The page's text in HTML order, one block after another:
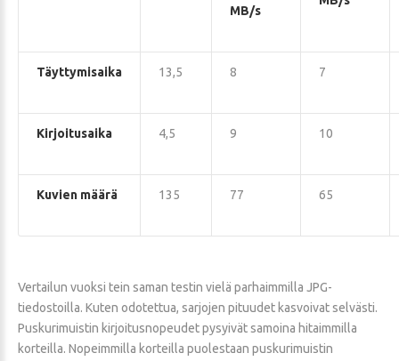
MB/s
Täyttymisaika 13,5 8 7
Kirjoitusaika 4,5 9 10
Kuvien määrä 135 77 65
Vertailun vuoksi tein saman testin vielä parhaimmilla JPG-
tiedostoilla. Kuten odotettua, sarjojen pituudet kasvoivat selvästi.
Puskurimuistin kirjoitusnopeudet pysyivät samoina hitaimmilla
korteilla. Nopeimmilla korteilla puolestaan puskurimuistin